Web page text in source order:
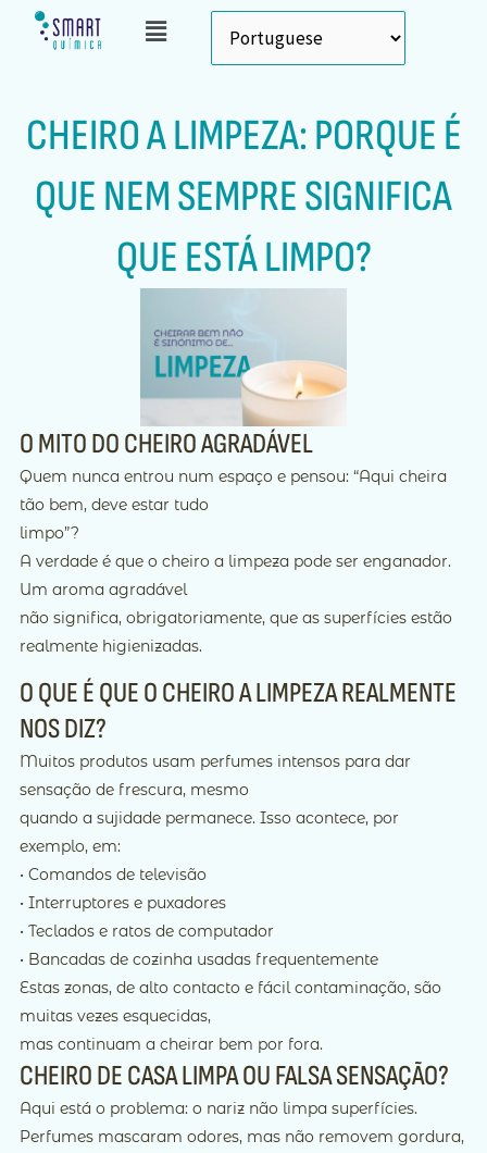
Menu
CHEIRO A LIMPEZA: PORQUE É
QUE NEM SEMPRE SIGNIFICA
QUE ESTÁ LIMPO?
O MITO DO CHEIRO AGRADÁVEL
Quem nunca entrou num espaço e pensou: “Aqui cheira
tão bem, deve estar tudo
limpo”?
A verdade é que o cheiro a limpeza pode ser enganador.
Um aroma agradável
não significa, obrigatoriamente, que as superfícies estão
realmente higienizadas.
O QUE É QUE O CHEIRO A LIMPEZA REALMENTE
NOS DIZ?
Muitos produtos usam perfumes intensos para dar
sensação de frescura, mesmo
quando a sujidade permanece. Isso acontece, por
exemplo, em:
• Comandos de televisão
• Interruptores e puxadores
• Teclados e ratos de computador
• Bancadas de cozinha usadas frequentemente
Estas zonas, de alto contacto e fácil contaminação, são
muitas vezes esquecidas,
mas continuam a cheirar bem por fora.
CHEIRO DE CASA LIMPA OU FALSA SENSAÇÃO?
Aqui está o problema: o nariz não limpa superfícies.
Perfumes mascaram odores, mas não removem gordura,